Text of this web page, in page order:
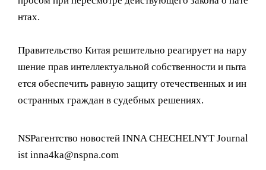
нтах.
Правительство Китая решительно реагирует на нару
шение прав интеллектуальной собственности и пыта
ется обеспечить равную защиту отечественных и ин
остранных граждан в судебных решениях.
NSPагентство новостей INNA CHECHELNYT Journal
ist inna4ka@nspna.com